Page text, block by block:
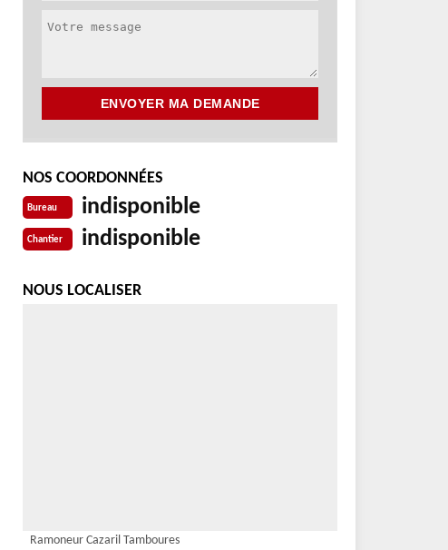
NOS COORDONNÉES
Bureau indisponible
Chantier indisponible
NOUS LOCALISER
Ramoneur Cazaril Tamboures